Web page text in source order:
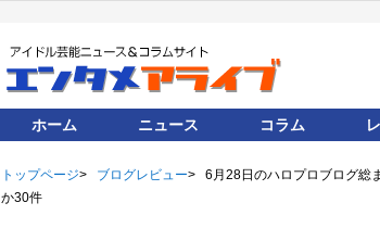
ホーム ニュース コラム
トップページ ブログレビュー
6月28日のハロプロブログ総
か30件